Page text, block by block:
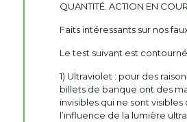
QUANTITÉ. ACTION EN
Faits intéressants sur nos
Le test suivant est
1) Ultraviolet : pour des
billets de banque ont des
invisibles qui ne sont visibles
l’influence de la lumière